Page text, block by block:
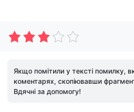
Якщо помітили у тексті помилку,
коментарях, скопіювавши
Вдячні за допомогу!